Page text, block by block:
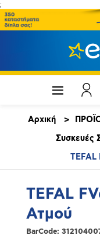
;
Αρχική >
Συσκευές
TEFAL
TEFAL
Ατμού
BarCode: